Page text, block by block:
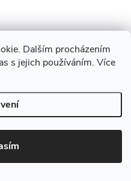
Dalším procházením
s jejich používáním. Více